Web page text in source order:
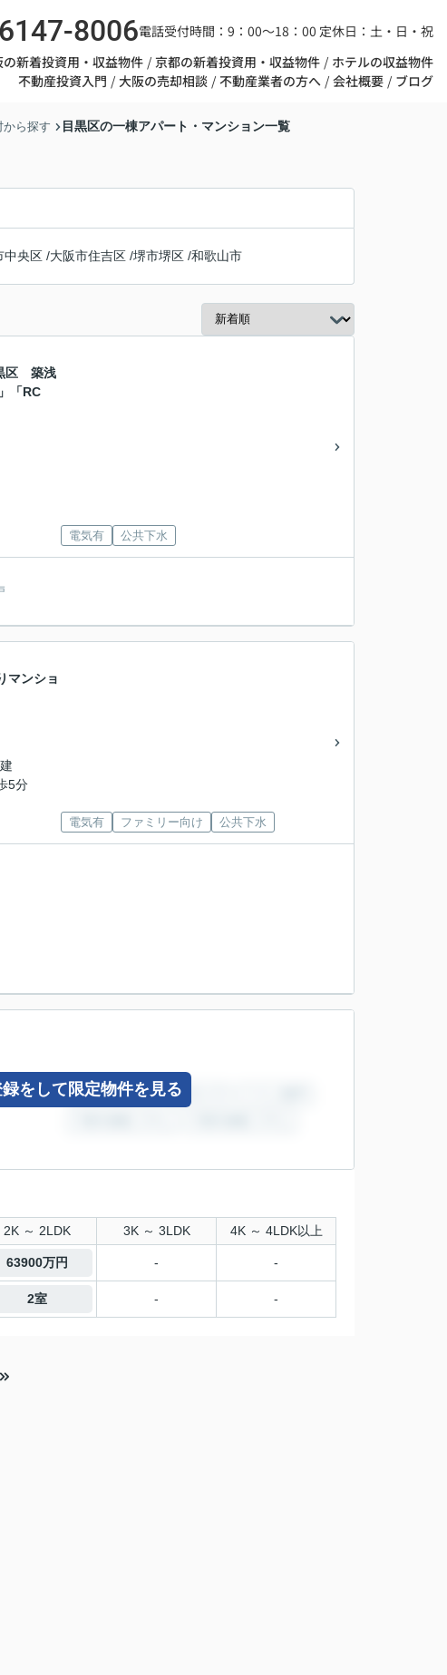
8006電話受付時間：9：00～18：00 定休日：土・日・祝
の新着投資用・収益物件 京都の新着投資用・収益物件
ホテルの収益物件
不動産投資入門
大阪の売却相談 不動産業者の方へ 会社概要 ブログ
から探す 目黒区の一棟アパート・マンション一覧
中央区 /大阪市住吉区 /堺市堺区 /和歌山市
区 築浅
「RC
電気有 公共下水
マンショ
5分
電気有 ファミリー向け 公共下水
をして限定物件を見る
2K ～ 2LDK 3K ～ 3LDK 4K ～ 4LDK以上
63900万円 - -
2室 - -